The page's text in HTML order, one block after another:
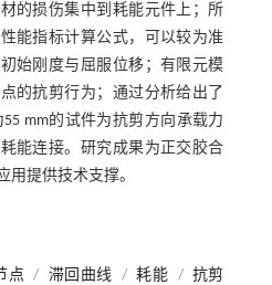
的损伤集中到耗能元件上；所
能指标计算公式，可以较为准
始刚度与屈服位移；有限元模
的抗剪行为；通过分析给出了
mm的试件为抗剪方向承载力
能连接。研究成果为正交胶合
用提供技术支撑。
点 / 滞回曲线 / 耗能 / 抗剪